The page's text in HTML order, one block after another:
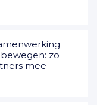
zo
mee